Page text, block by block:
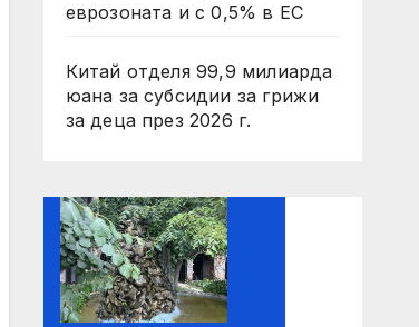
еврозоната и с 0,5% в ЕС
Китай отделя 99,9 милиарда
юана за субсидии за грижи
за деца през 2026 г.